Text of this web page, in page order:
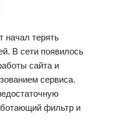
начал терять
В сети появилось
сайта и
сервиса.
фильтр и